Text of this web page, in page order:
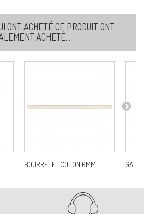
ONT ACHETÉ CE PRODUIT ONT
ACHETÉ...
BOURRELET COTON 6MM